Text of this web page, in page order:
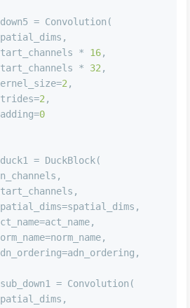
= Convolution(
*
16,
*
32 ,
2 ,
2 ,
0
= DuckBlock(
= Convolution(